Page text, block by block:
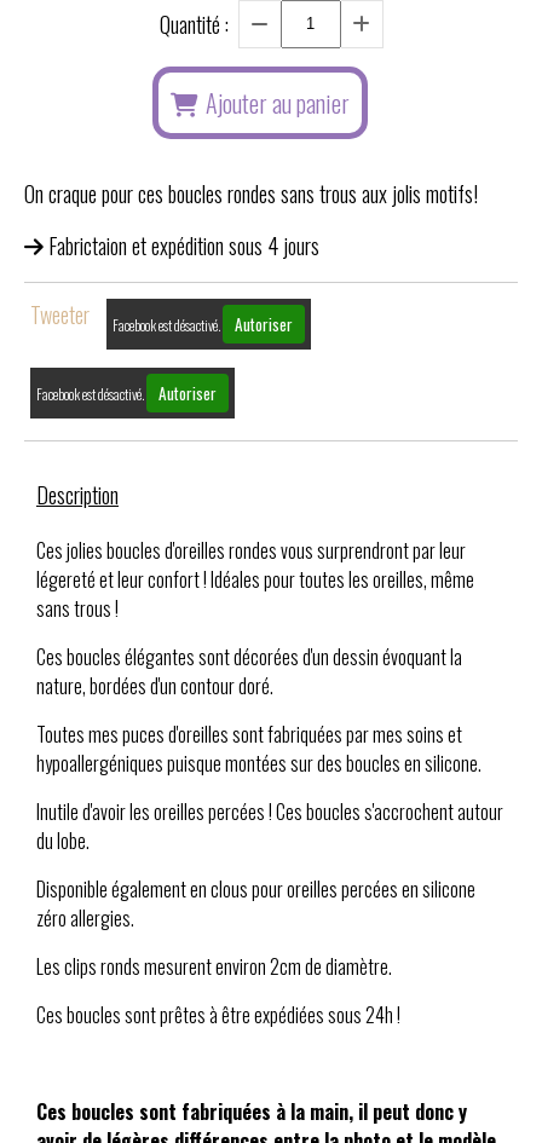
Quantité :
Ajouter au panier
On craque pour ces boucles rondes sans trous aux jolis motifs!
Fabrictaion et expédition sous 4 jours
Tweeter Facebook est désactivé. Autoriser
Facebook est désactivé. Autoriser
Description
Ces jolies boucles d'oreilles rondes vous surprendront par leur
légereté et leur confort ! Idéales pour toutes les oreilles, même
sans trous !
Ces boucles élégantes sont décorées d'un dessin évoquant la
nature, bordées d'un contour doré.
Toutes mes puces d'oreilles sont fabriquées par mes soins et
hypoallergéniques puisque montées sur des boucles en silicone.
Inutile d'avoir les oreilles percées ! Ces boucles s'accrochent autour
du lobe.
Disponible également en clous pour oreilles percées en silicone
zéro allergies.
Les clips ronds mesurent environ 2cm de diamètre.
Ces boucles sont prêtes à être expédiées sous 24h !
Ces boucles sont fabriquées à la main, il peut donc y